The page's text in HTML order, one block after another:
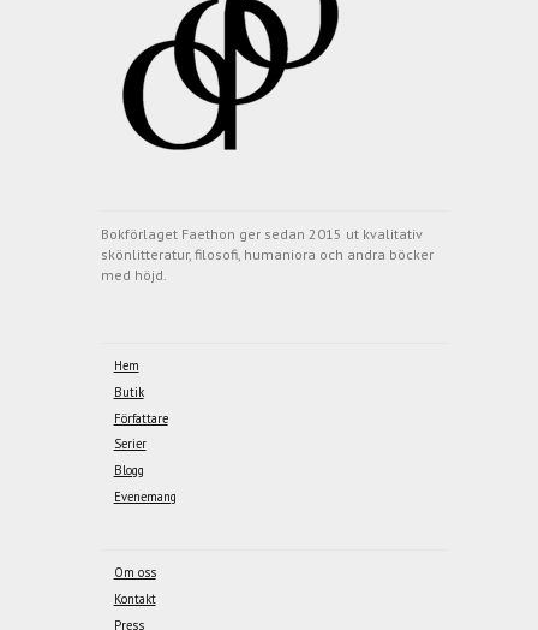
Bokförlaget Faethon ger sedan 2015 ut kvalitativ
skönlitteratur, filosofi, humaniora och andra böcker
med höjd.
Hem
Butik
Författare
Serier
Blogg
Evenemang
Om oss
Kontakt
Press